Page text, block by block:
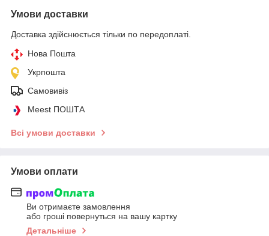
Умови доставки
Доставка здійснюється тільки по передоплаті.
Нова Пошта
Укрпошта
Самовивіз
Meest ПОШТА
Всі умови доставки
Умови оплати
Ви отримаєте замовлення
або гроші повернуться на вашу картку
Детальніше